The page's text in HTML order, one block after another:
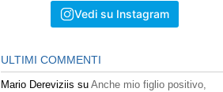
Vedi su Instagram
ULTIMI COMMENTI
Mario Dereviziis su Anche mio figlio positivo,